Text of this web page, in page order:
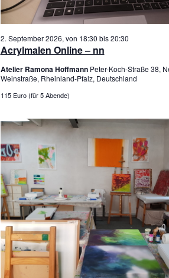
Acrylmalen Online – nn
2. September 2026, von 18:30 bis20:30
Atelier Ramona Hoffmann Peter-Koch-Straße 38,
Weinstraße, Rheinland-Pfalz, Deutschland
115 Euro (für 5 Abende)